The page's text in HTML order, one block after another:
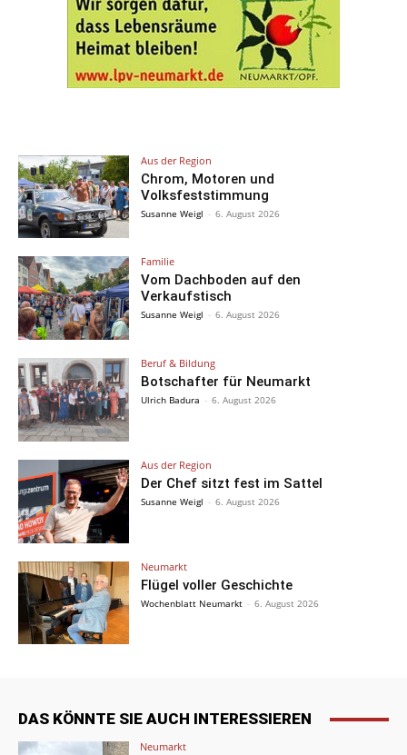
Aus der Region
Chrom, Motoren und
Volksfeststimmung
Susanne Weigl - 6. August 2026
Familie
Vom Dachboden auf den
Verkaufstisch
Susanne Weigl - 6. August 2026
Beruf & Bildung
Botschafter für Neumarkt
Ulrich Badura - 6. August 2026
Aus der Region
Der Chef sitzt fest im Sattel
Susanne Weigl - 6. August 2026
Neumarkt
Flügel voller Geschichte
Wochenblatt Neumarkt - 6. August 2026
DAS KÖNNTE SIE AUCH INTERESSIEREN
Neumarkt